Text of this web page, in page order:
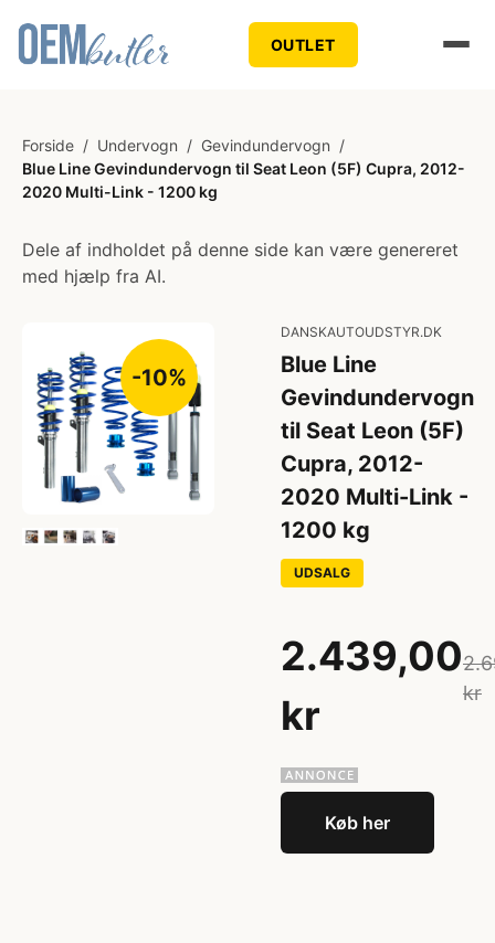
OUTLET
Forside / Undervogn / Gevindundervogn /
Blue Line Gevindundervogn til Seat Leon (5F) Cupra, 2012-
2020 Multi-Link - 1200 kg
Dele af indholdet på denne side kan være genereret
med hjælp fra AI.
-10%
DANSKAUTOUDSTYR.DK
Blue Line
Gevindundervogn
til Seat Leon (5F)
Cupra, 2012-
2020 Multi-Link -
1200 kg
UDSALG
2.439,00
kr
kr
Køb her